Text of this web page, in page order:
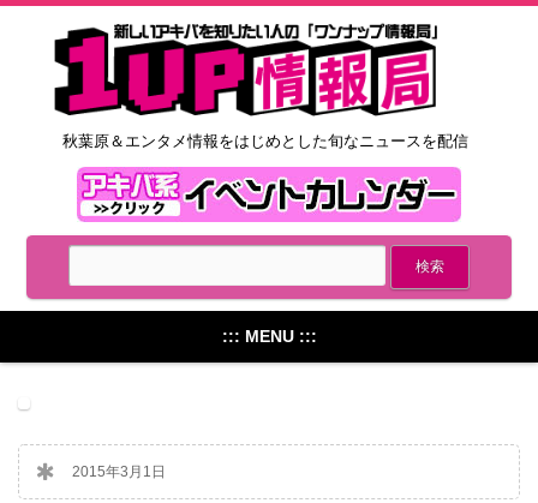
秋葉原＆エンタメ情報をはじめとした旬なニュースを配信
::: MENU :::
2015年3月1日